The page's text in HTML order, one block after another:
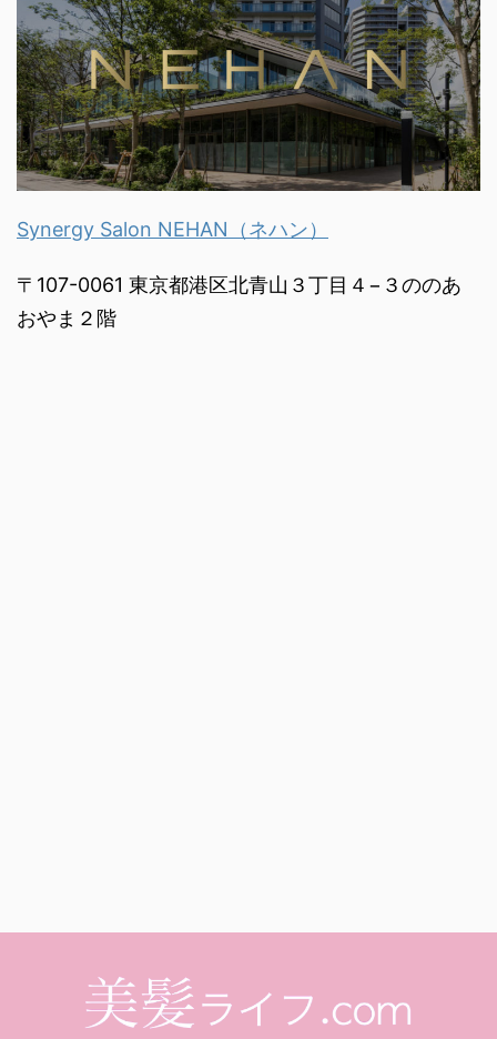
Synergy Salon NEHAN（ネハン）
〒107-0061 東京都港区北青山３丁目４−３ののあ
おやま２階